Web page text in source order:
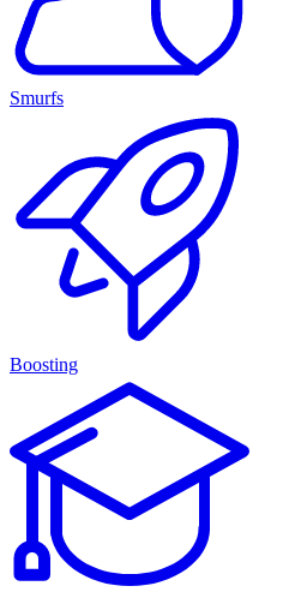
Smurfs
Boosting